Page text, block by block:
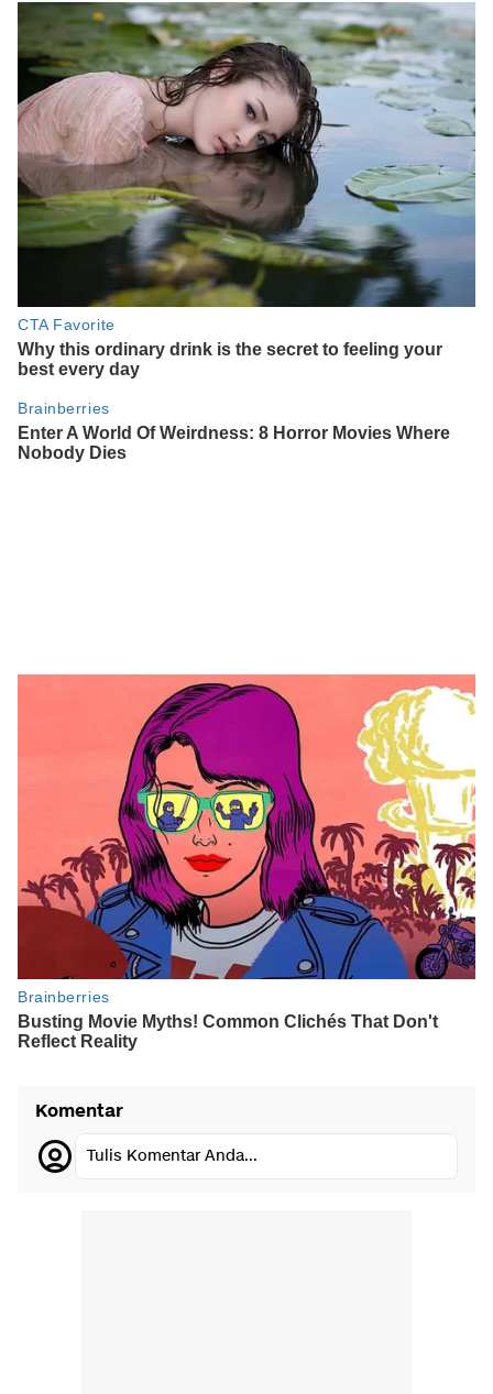
Komentar
Tulis Komentar Anda...